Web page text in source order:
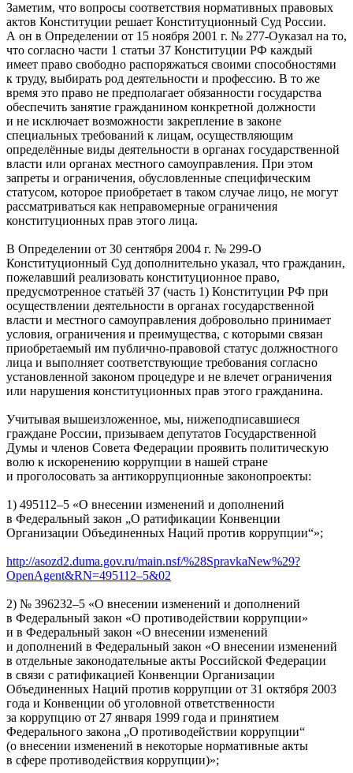
Заметим, что вопросы соответствия нормативных правовых
актов Конституции решает Конституционный Суд России.
А он в Определении от 15 ноября 2001 г. № 277-Оуказал на то,
что согласно части 1 статьи 37 Конституции РФ каждый
имеет право свободно распоряжаться своими способностями
к труду, выбирать род деятельности и профессию. В то же
время это право не предполагает обязанности государства
обеспечить занятие гражданином конкретной должности
и не исключает возможности закрепление в законе
специальных требований к лицам, осуществляющим
определённые виды деятельности в органах государственной
власти или органах местного самоуправления. При этом
запреты и ограничения, обусловленные специфическим
статусом, которое приобретает в таком случае лицо, не могут
рассматриваться как неправомерные ограничения
конституционных прав этого лица.
В Определении от 30 сентября 2004 г. № 299-О
Конституционный Суд дополнительно указал, что гражданин,
пожелавший реализовать конституционное право,
предусмотренное статьёй 37 (часть 1) Конституции РФ при
осуществлении деятельности в органах государственной
власти и местного самоуправления добровольно принимает
условия, ограничения и преимущества, с которыми связан
приобретаемый им публично-правовой статус должностного
лица и выполняет соответствующие требования согласно
установленной законом процедуре и не влечет ограничения
или нарушения конституционных прав этого гражданина.
Учитывая вышеизложенное, мы, нижеподписавшиеся
граждане России, призываем депутатов Государственной
Думы и членов Совета Федерации проявить политическую
волю к искоренению коррупции в нашей стране
и проголосовать за антикоррупционные законопроекты:
1) 495112–5 «О внесении изменений и дополнений
в Федеральный закон „О ратификации Конвенции
Организации Объединенных Наций против коррупции“»;
http://asozd2.duma.gov.ru/main.nsf/%28SpravkaNew%29?
OpenAgent&RN=495112–5&02
2) № 396232–5 «О внесении изменений и дополнений
в Федеральный закон «О противодействии коррупции»
и в Федеральный закон «О внесении изменений
и дополнений в Федеральный закон «О внесении изменений
в отдельные законодательные акты Российской Федерации
в связи с ратификацией Конвенции Организации
Объединенных Наций против коррупции от 31 октября 2003
года и Конвенции об уголовной ответственности
за коррупцию от 27 января 1999 года и принятием
Федерального закона „О противодействии коррупции“
(о внесении изменений в некоторые нормативные акты
в сфере противодействия коррупции)»;